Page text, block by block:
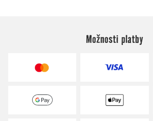
Možnosti platby